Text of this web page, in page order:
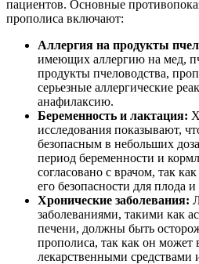
пациентов. Основные
прополиса включают:
Аллергия на продукты
имеющих аллергию на мед,
продукты пчеловодства,
серьезные аллергические
анафилаксию.
Беременность и лактация:
исследования показывают,
безопасным в небольших
период беременности и
согласовано с врачом, так
его безопасности для плода
Хронические заболевания:
заболеваниями, такими как
печени, должны быть
прополиса, так как он может
лекарственными средствами